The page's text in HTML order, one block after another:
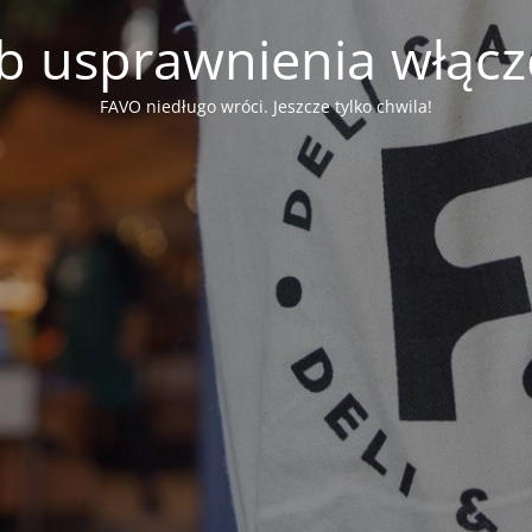
usprawnienia
FAVO niedługo wróci. Jeszcze tylko chwila!